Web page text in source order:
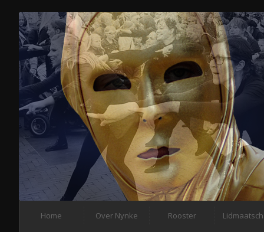
Home Over Nynke Rooster